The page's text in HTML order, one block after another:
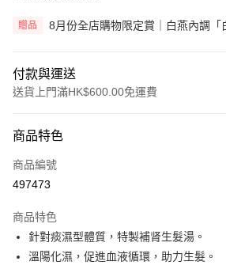
贈品 8月份全店購物限定賞｜白燕內調「
付款與運送
送貨上門滿HK$600.00免運費
信用卡
Apple Pay
AlipayHK
WeChat Pay
商品特色
商品編號
497473
商品特色
針對痰濕型體質，特製補肾生髮湯。
溫陽化濕，促進血液循環，助力生髮。